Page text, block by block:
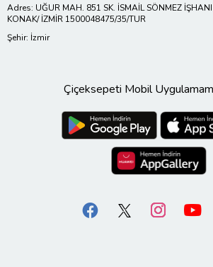
Adres: UĞUR MAH. 851 SK. İSMAİL SÖNMEZ
KONAK/ İZMİR 1500048475/35/TUR
Şehir: İzmir
Çiçeksepeti Mobil